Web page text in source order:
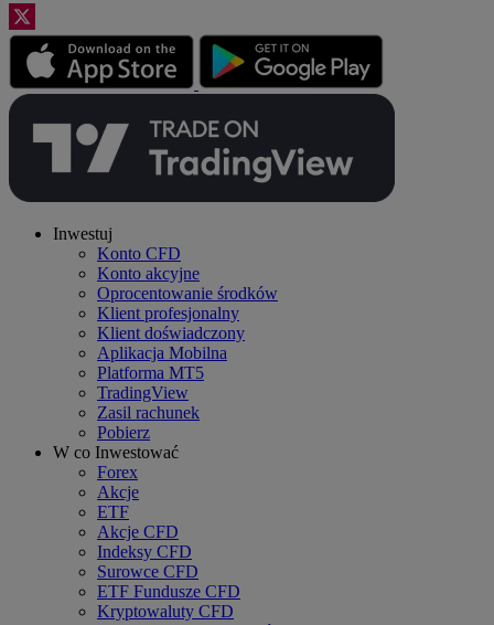
Inwestuj
Konto CFD
Konto akcyjne
Oprocentowanie środków
Klient profesjonalny
Klient doświadczony
Aplikacja Mobilna
Platforma MT5
TradingView
Zasil rachunek
Pobierz
W co Inwestować
Forex
Akcje
ETF
Akcje CFD
Indeksy CFD
Surowce CFD
ETF Fundusze CFD
Kryptowaluty CFD